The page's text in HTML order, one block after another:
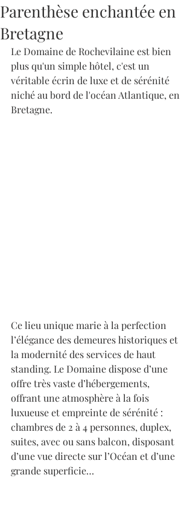
Parenthèse enchantée en
Bretagne
Le Domaine de Rochevilaine est bien
plus qu'un simple hôtel, c'est un
véritable écrin de luxe et de sérénité
niché au bord de l'océan Atlantique, en
Bretagne.
Ce lieu unique marie à la perfection
l’élégance des demeures historiques et
la modernité des services de haut
standing. Le Domaine dispose d’une
offre très vaste d’hébergements,
offrant une atmosphère à la fois
luxueuse et empreinte de sérénité :
chambres de 2 à 4 personnes, duplex,
suites, avec ou sans balcon, disposant
d’une vue directe sur l’Océan et d’une
grande superficie…